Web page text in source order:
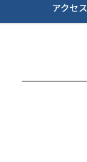
アクセス